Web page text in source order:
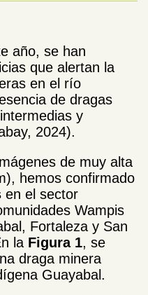
año, se han
que alertan la
en el río
de dragas
y
2024).
de muy alta
hemos confirmado
en el sector
Wampis
Fortaleza y San
la Figura 1, se
draga minera
Guayabal.